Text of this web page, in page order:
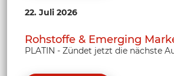
22. Juli 2026
Rohstoffe & Emerging
PLATIN - Zündet jetzt die nächste